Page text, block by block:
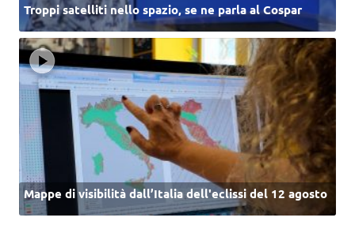
Troppi satelliti nello spazio, se ne parla al Cospar
Mappe di visibilità dall’Italia dell'eclissi del 12 agosto